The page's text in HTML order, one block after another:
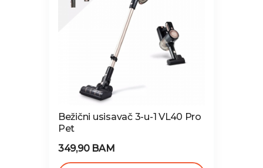
Bežični usisavač 3-u-1 VL40 Pro
Pet
349,90 BAM